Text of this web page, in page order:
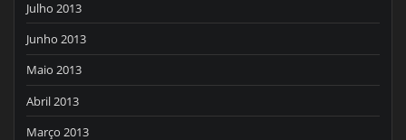
Julho 2013
Junho 2013
Maio 2013
Abril 2013
Março 2013